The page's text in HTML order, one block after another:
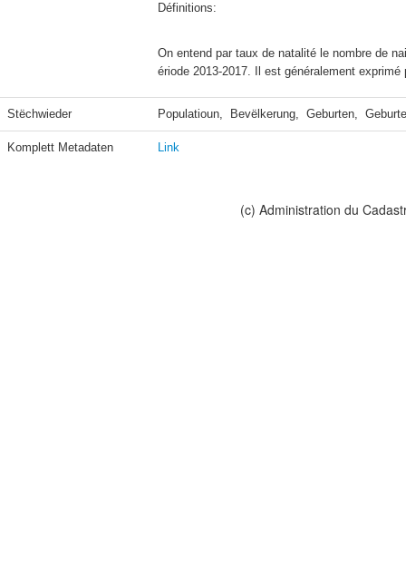
Définitions:
On entend par taux de natalité le nombre de
ériode 2013-2017. Il est généralement
Stëchwieder Populatioun,  Bevëlkerung,  Geburten,
Komplett Metadaten Link
(c) Administration du